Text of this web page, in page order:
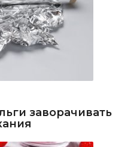
заворачивать